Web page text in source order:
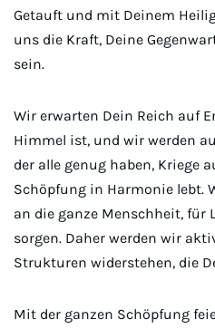
Getauft und mit Deinem
uns die Kraft, Deine
sein.
Wir erwarten Dein Reich auf
Himmel ist, und wir werden
der alle genug haben, Kriege
Schöpfung in Harmonie lebt.
an die ganze Menschheit, für
sorgen. Daher werden wir
Strukturen widerstehen, die
Mit der ganzen Schöpfung